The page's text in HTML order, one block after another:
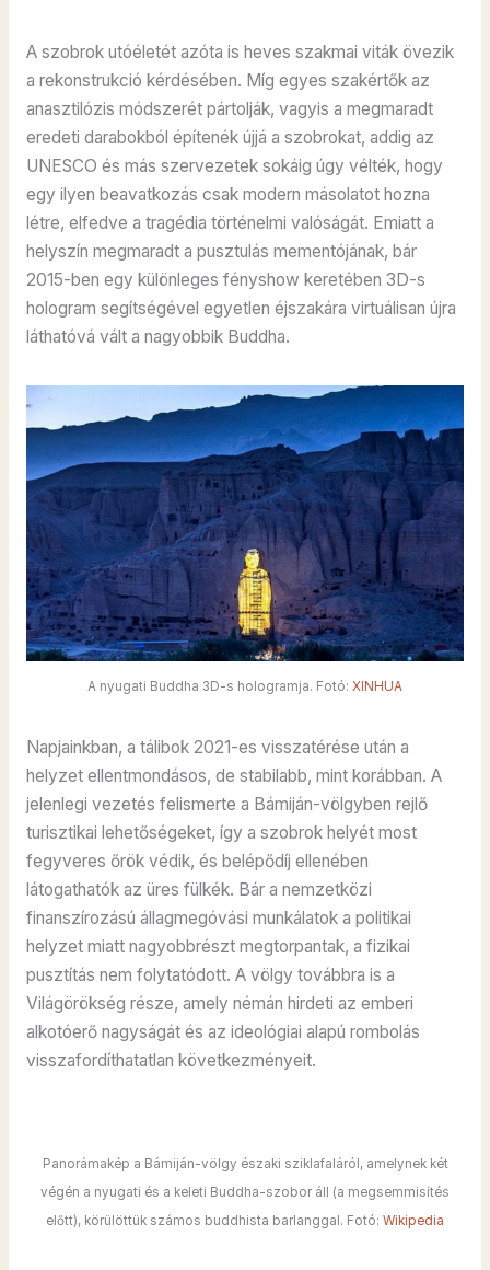
A szobrok utóéletét azóta is heves szakmai viták övezik
a rekonstrukció kérdésében. Míg egyes szakértők az
anasztilózis módszerét pártolják, vagyis a megmaradt
eredeti darabokból építenék újjá a szobrokat, addig az
UNESCO és más szervezetek sokáig úgy vélték, hogy
egy ilyen beavatkozás csak modern másolatot hozna
létre, elfedve a tragédia történelmi valóságát. Emiatt a
helyszín megmaradt a pusztulás mementójának, bár
2015-ben egy különleges fényshow keretében 3D-s
hologram segítségével egyetlen éjszakára virtuálisan újra
láthatóvá vált a nagyobbik Buddha.
A nyugati Buddha 3D-s hologramja. Fotó: XINHUA
Napjainkban, a tálibok 2021-es visszatérése után a
helyzet ellentmondásos, de stabilabb, mint korábban. A
jelenlegi vezetés felismerte a Bámiján-völgyben rejlő
turisztikai lehetőségeket, így a szobrok helyét most
fegyveres őrök védik, és belépődíj ellenében
látogathatók az üres fülkék. Bár a nemzetközi
finanszírozású állagmegóvási munkálatok a politikai
helyzet miatt nagyobbrészt megtorpantak, a fizikai
pusztítás nem folytatódott. A völgy továbbra is a
Világörökség része, amely némán hirdeti az emberi
alkotóerő nagyságát és az ideológiai alapú rombolás
visszafordíthatatlan következményeit.
Panorámakép a Bámiján-völgy északi sziklafaláról, amelynek két
végén a nyugati és a keleti Buddha-szobor áll (a megsemmisítés
előtt), körülöttük számos buddhista barlanggal. Fotó: Wikipedia